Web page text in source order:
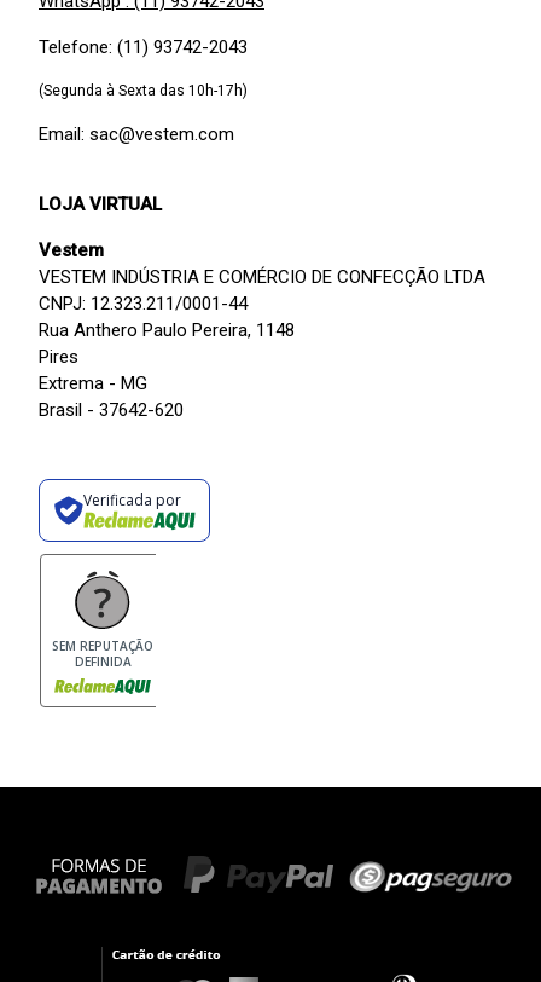
Telefone: (11) 93742-2043
(Segunda à Sexta das 10h-17h)
Email: sac@vestem.com
LOJA VIRTUAL
Vestem
VESTEM INDÚSTRIA E COMÉRCIO DE CONFECÇÃO LTDA
CNPJ: 12.323.211/0001-44
Rua Anthero Paulo Pereira, 1148
Pires
Extrema - MG
Brasil - 37642-620
Verificada por
SEM REPUTAÇÃO
DEFINIDA